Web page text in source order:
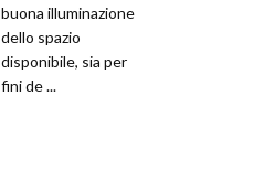
buona illuminazione
dello spazio
disponibile, sia per
fini de ...